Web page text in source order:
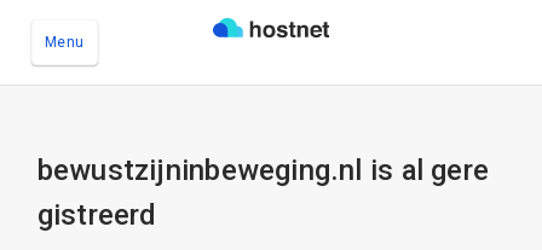
Menu
bewustzijninbeweging.nl is al gere
gistreerd